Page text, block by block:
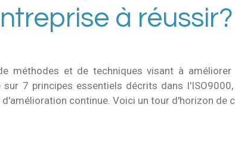
à réussir?
méthodes et de techniques visant à
sur 7 principes essentiels décrits dans
continue. Voici un tour d'horizon de